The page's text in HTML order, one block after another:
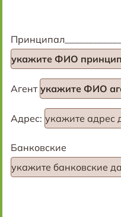
укажите ФИО
Агент укажите ФИО
Адрес: укажите адрес
укажите банковские